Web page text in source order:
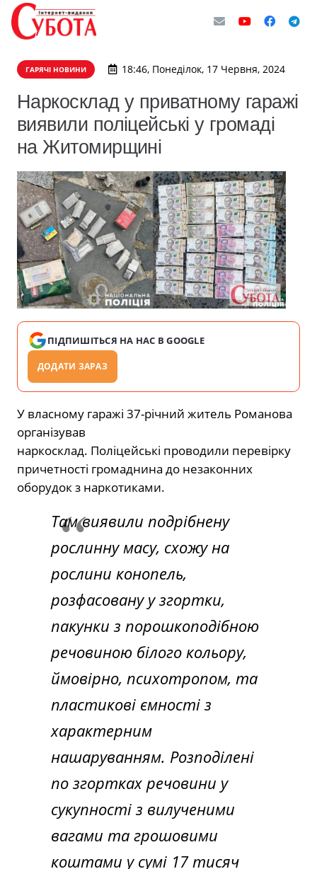
ГАРЯЧІ НОВИНИ 18:46, Понеділок, 17 Червня, 2024
Наркосклад у приватному гаражі
виявили поліцейські у громаді
на Житомирщині
ПІДПИШІТЬСЯ НА НАС В GOOGLE
ДОДАТИ ЗАРАЗ
У власному гаражі 37-річний житель Романова
організував
наркосклад. Поліцейські проводили перевірку
причетності громаднина до незаконних
оборудок з наркотиками.
Там виявили подрібнену
рослинну масу, схожу на
рослини конопель,
розфасовану у згортки,
пакунки з порошкоподібною
речовиною білого кольору,
ймовірно, психотропом, та
пластикові ємності з
характерним
нашаруванням. Розподілені
по згортках речовини у
сукупності з вилученими
вагами та грошовими
коштами у сумі 17 тисяч